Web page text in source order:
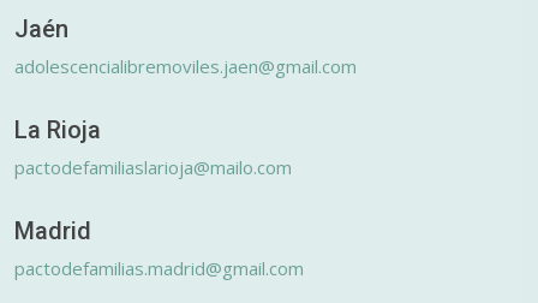
Jaén
adolescencialibremoviles.jaen@gmail.com
La Rioja
pactodefamiliaslarioja@mailo.com
Madrid
pactodefamilias.madrid@gmail.com